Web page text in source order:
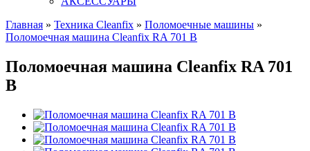
Главная » Техника Cleanfix » Поломоечные машины »
Поломоечная машина Cleanfix RA 701 B
Поломоечная машина Cleanfix RA 701
B